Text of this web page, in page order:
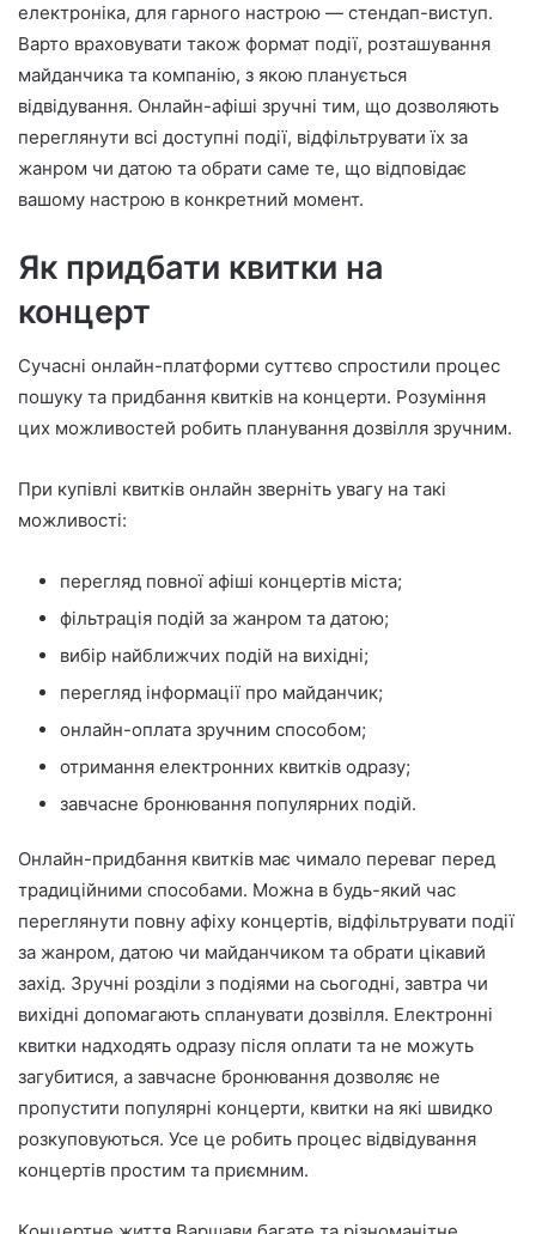
електроніка, для гарного настрою — стендап-виступ.
Варто враховувати також формат події, розташування
майданчика та компанію, з якою планується
відвідування. Онлайн-афіші зручні тим, що дозволяють
переглянути всі доступні події, відфільтрувати їх за
жанром чи датою та обрати саме те, що відповідає
вашому настрою в конкретний момент.
Як придбати квитки на
концерт
Сучасні онлайн-платформи суттєво спростили процес
пошуку та придбання квитків на концерти. Розуміння
цих можливостей робить планування дозвілля зручним.
При купівлі квитків онлайн зверніть увагу на такі
можливості:
перегляд повної афіші концертів міста;
фільтрація подій за жанром та датою;
вибір найближчих подій на вихідні;
перегляд інформації про майданчик;
онлайн-оплата зручним способом;
отримання електронних квитків одразу;
завчасне бронювання популярних подій.
Онлайн-придбання квитків має чимало переваг перед
традиційними способами. Можна в будь-який час
переглянути повну афіху концертів, відфільтрувати події
за жанром, датою чи майданчиком та обрати цікавий
захід. Зручні розділи з подіями на сьогодні, завтра чи
вихідні допомагають спланувати дозвілля. Електронні
квитки надходять одразу після оплати та не можуть
загубитися, а завчасне бронювання дозволяє не
пропустити популярні концерти, квитки на які швидко
розкуповуються. Усе це робить процес відвідування
концертів простим та приємним.